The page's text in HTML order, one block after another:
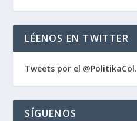
LÉENOS EN TWITTER
Tweets por el @PolitikaCol.
SÍGUENOS